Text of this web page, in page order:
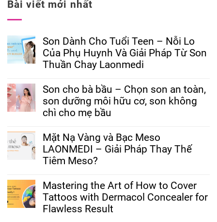
Bài viết mới nhất
Son Dành Cho Tuổi Teen – Nỗi Lo
Của Phụ Huynh Và Giải Pháp Từ Son
Thuần Chay Laonmedi
Son cho bà bầu – Chọn son an toàn,
son dưỡng môi hữu cơ, son không
chì cho mẹ bầu
Mặt Nạ Vàng và Bạc Meso
LAONMEDI – Giải Pháp Thay Thế
Tiêm Meso?
Mastering the Art of How to Cover
Tattoos with Dermacol Concealer for
Flawless Result